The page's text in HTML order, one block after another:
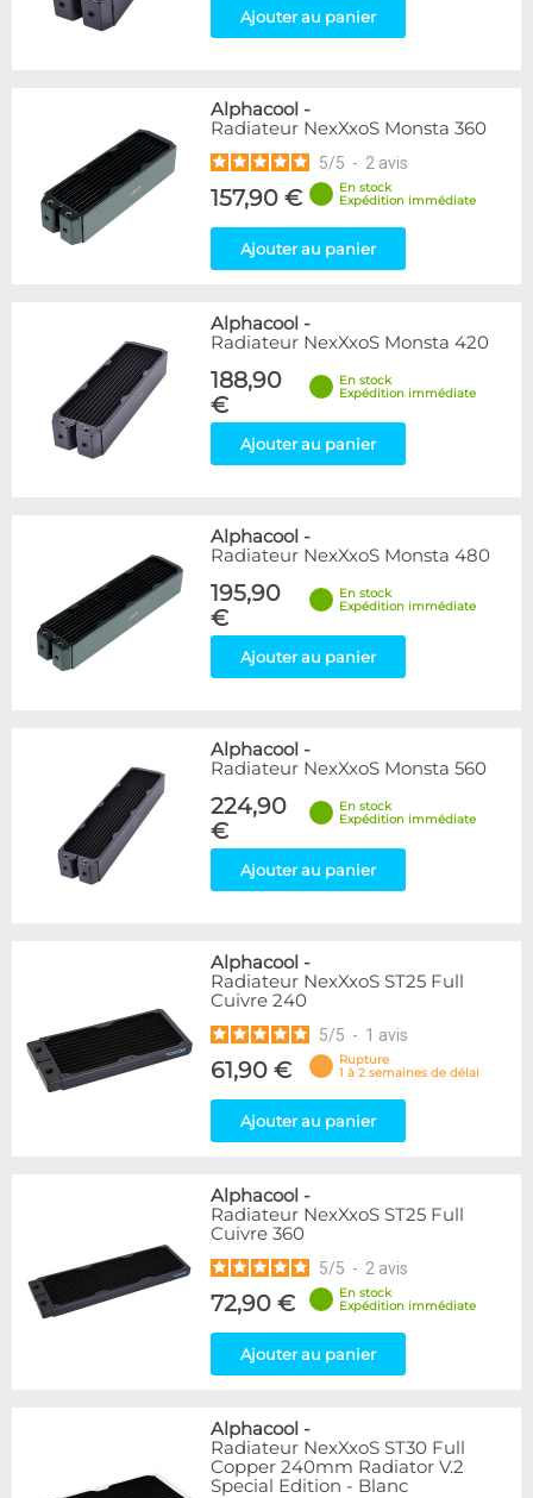
Ajouter au panier
Alphacool -
Radiateur NexXxoS Monsta 360
5/5 - 2 avis
157,90 €
En stock
Expédition immédiate
Ajouter au panier
Alphacool -
Radiateur NexXxoS Monsta 420
188,90
€
En stock
Expédition immédiate
Ajouter au panier
Alphacool -
Radiateur NexXxoS Monsta 480
195,90
€
En stock
Expédition immédiate
Ajouter au panier
Alphacool -
Radiateur NexXxoS Monsta 560
224,90
€
En stock
Expédition immédiate
Ajouter au panier
Alphacool -
Radiateur NexXxoS ST25 Full
Cuivre 240
5/5 - 1 avis
61,90 €
Rupture
1 à 2 semaines de délai
Ajouter au panier
Alphacool -
Radiateur NexXxoS ST25 Full
Cuivre 360
5/5 - 2 avis
72,90 €
En stock
Expédition immédiate
Ajouter au panier
Alphacool -
Radiateur NexXxoS ST30 Full
Copper 240mm Radiator V.2
Special Edition - Blanc